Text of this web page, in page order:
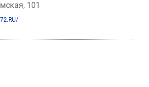
101